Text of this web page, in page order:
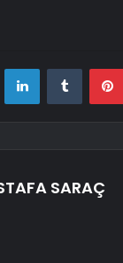
LinkedInTumblr
SARAÇ